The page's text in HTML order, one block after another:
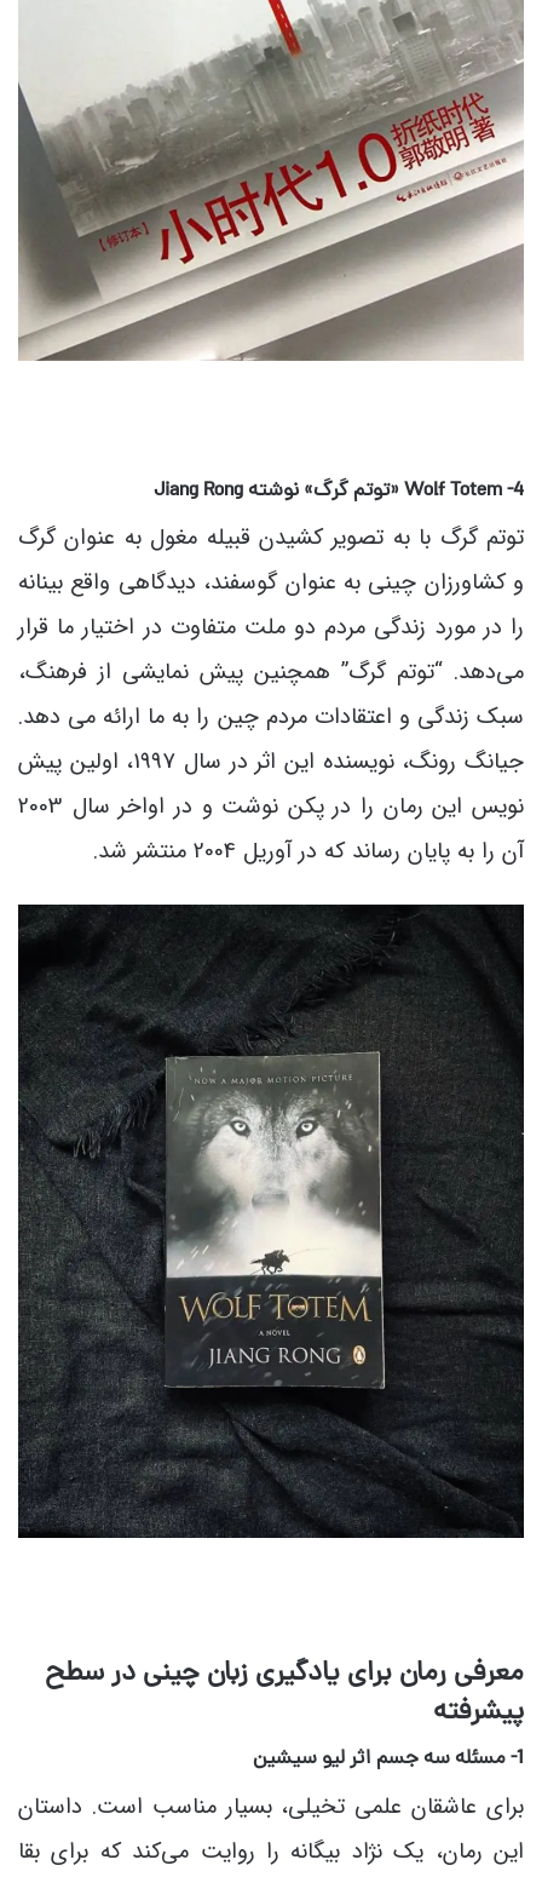
4- Wolf Totem «توتم گرگ» نوشتهJiang Rong
توتم گرگ با به تصویر کشیدن قبیله مغول به عنوان گرگ
و کشاورزان چینی به عنوان گوسفند، دیدگاهی واقع بینانه
را در مورد زندگی مردم دو ملت متفاوت در اختیار ما قرار
می‌دهد. “توتم گرگ” همچنین پیش نمایشی از فرهنگ،
سبک زندگی و اعتقادات مردم چین را به ما ارائه می دهد.
جیانگ رونگ، نویسنده این اثر در سال 1997، اولین پیش
نویس این رمان را در پکن نوشت و در اواخر سال 2003
آن را به پایان رساند که در آوریل 2004 منتشر شد.
معرفی رمان برای یادگیری زبان چینی در سطح
پیشرفته
1- مسئله سه جسم اثر لیو سیشین
برای عاشقان علمی تخیلی، بسیار مناسب است. داستان
این رمان، یک نژاد بیگانه را روایت می‌کند که برای بقا